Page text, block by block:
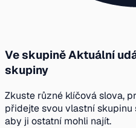
Ve skupině Aktuální
skupiny
Zkuste různé klíčová slova,
přidejte svou vlastní skupinu
aby ji ostatní mohli najít.